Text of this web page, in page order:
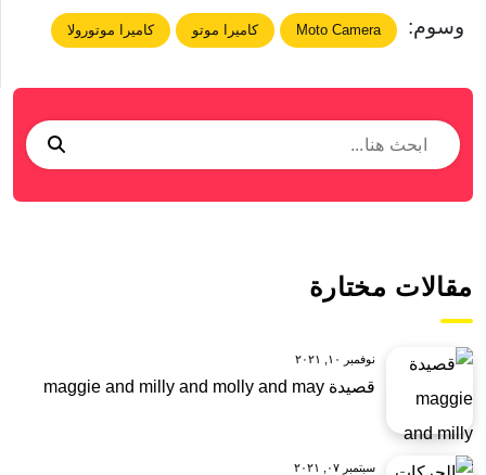
وسوم: Moto Camera كاميرا موتو كاميرا موتورولا
مقالات مختارة
نوفمبر ١٠, ٢٠٢١
قصيدة maggie and milly and molly and may
سبتمبر ٠٧, ٢٠٢١